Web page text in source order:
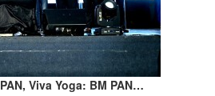
Viva Yoga: BM PAN…